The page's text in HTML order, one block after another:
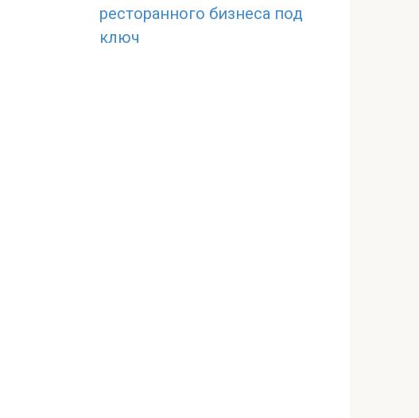
ресторанного бизнеса под
ключ